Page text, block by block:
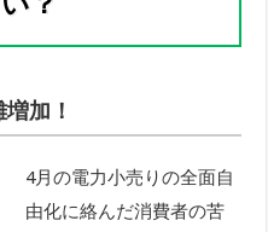
加！
4月の電力小売りの全面自
由化に絡んだ消費者の苦